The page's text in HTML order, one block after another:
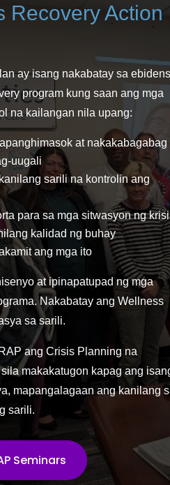
Recovery Action
ay isang nakabatay sa
program kung saan ang mga
na kailangan nila upang:
at nakakabagabag
uugali
sarili na kontrolin ang
para sa mga sitwasyon ng
kalidad ng buhay
ang mga ito
at ipinapatupad ng mga
Nakabatay ang Wellness
sa sarili.
ang Crisis Planning na
makakatugon kapag ang
mapangalagaan ang kanilang
sarili.
Seminars